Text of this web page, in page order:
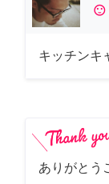
sentiment_satisfied
キッチンキ
ありがとう